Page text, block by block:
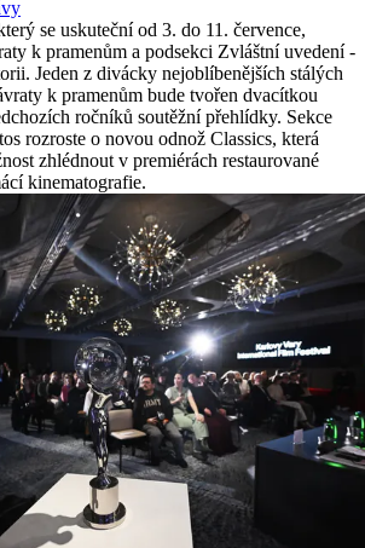
se uskuteční od 3. do 11. července,
k pramenům a podsekci Zvláštní uvedení -
Jeden z divácky nejoblíbenějších stálých
k pramenům bude tvořen dvacítkou
ročníků soutěžní přehlídky. Sekce
rozroste o novou odnož Classics, která
zhlédnout v premiérách restaurované
kinematografie.